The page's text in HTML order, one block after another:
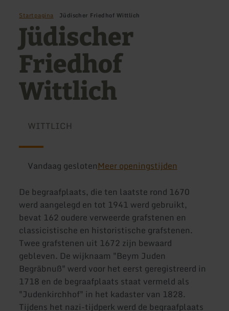
Startpagina Jüdischer Friedhof Wittlich
Jüdischer
Friedhof
Wittlich
WITTLICH
Vandaag geslotenMeer openingstijden
De begraafplaats, die ten laatste rond 1670
werd aangelegd en tot 1941 werd gebruikt,
bevat 162 oudere verweerde grafstenen en
classicistische en historistische grafstenen.
Twee grafstenen uit 1672 zijn bewaard
gebleven. De wijknaam "Beym Juden
Begräbnuß" werd voor het eerst geregistreerd in
1718 en de begraafplaats staat vermeld als
"Judenkirchhof" in het kadaster van 1828.
Tijdens het nazi-tijdperk werd de begraafplaats